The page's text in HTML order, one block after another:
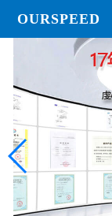
OURSPEED